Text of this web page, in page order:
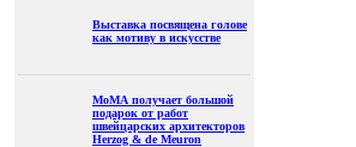
Выставка посвящена голове
как мотиву в искусстве
МоМА получает большой
подарок от работ
швейцарских архитекторов
Herzog & de Meuron